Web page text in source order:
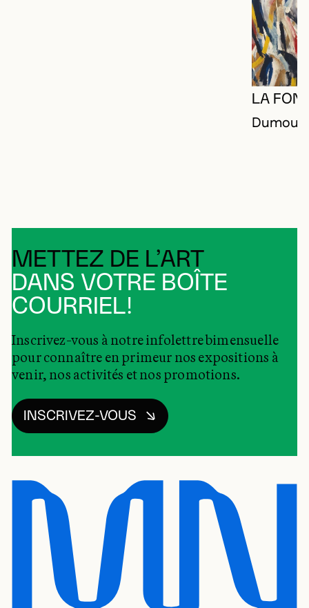
LA
METTEZ DE L’ART
DANS VOTRE BOÎTE
COURRIEL!
Inscrivez-vous à notre infolettre bimensuelle
pour connaître en primeur nos expositions à
venir, nos activités et nos promotions.
INSCRIVEZ-VOUS